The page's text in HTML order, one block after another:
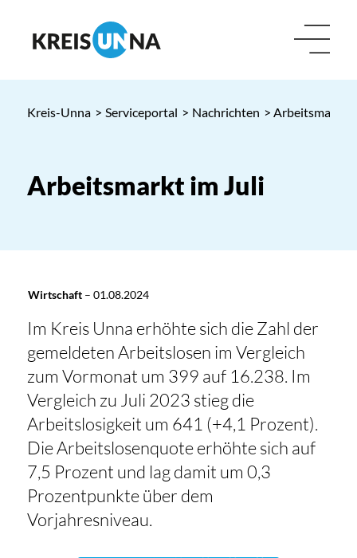
Kreis-Unna > Serviceportal > Nachrichten > Arbeitsmarkt
Arbeitsmarkt im Juli
Wirtschaft– 01.08.2024
Im Kreis Unna erhöhte sich die Zahl der
gemeldeten Arbeitslosen im Vergleich
zum Vormonat um 399 auf 16.238. Im
Vergleich zu Juli 2023 stieg die
Arbeitslosigkeit um 641 (+4,1 Prozent).
Die Arbeitslosenquote erhöhte sich auf
7,5 Prozent und lag damit um 0,3
Prozentpunkte über dem
Vorjahresniveau.